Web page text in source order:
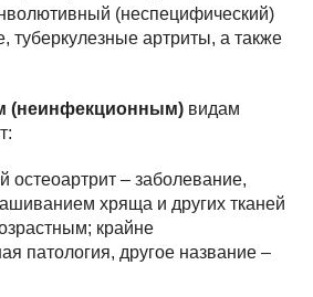
(неспецифический)
туберкулезные артриты, а также
(неинфекционным) видам
– заболевание,
хряща и других тканей
крайне
патология, другое название –